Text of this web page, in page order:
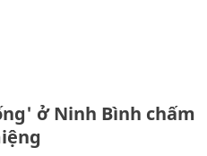
ở Ninh Bình chấm